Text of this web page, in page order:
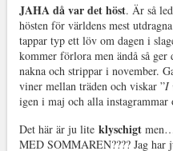
JAHAdå var det höst. Är så
hösten för världens mest utdragna
tappar typ ett löv om dagen i
kommer förlora men ändå så
nakna och strippar i november.
viner mellan träden och viskar ”I
igen i maj och alla instagrammar
Det här är ju lite klyschigt
MED SOMMAREN???? Jag har